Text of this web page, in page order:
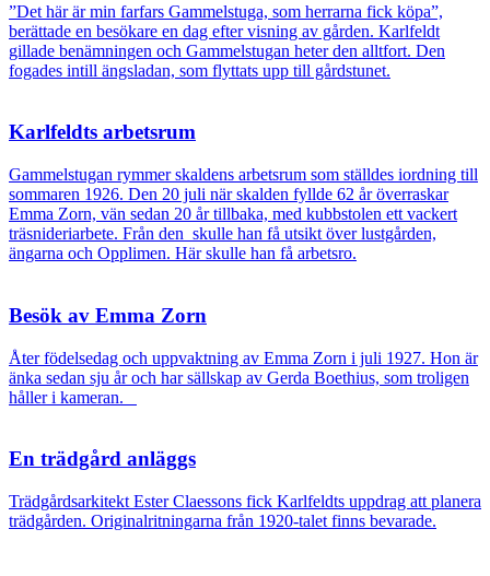
”Det här är min farfars Gammelstuga, som herrarna fick köpa”,
berättade en besökare en dag efter visning av gården. Karlfeldt
gillade benämningen och Gammelstugan heter den alltfort. Den
fogades intill ängsladan, som flyttats upp till gårdstunet.
Karlfeldts arbetsrum
Gammelstugan rymmer skaldens arbetsrum som ställdes iordning till
sommaren 1926. Den 20 juli när skalden fyllde 62 år överraskar
Emma Zorn, vän sedan 20 år tillbaka, med kubbstolen ett vackert
träsnideriarbete. Från den skulle han få utsikt över lustgården,
ängarna och Opplimen. Här skulle han få arbetsro.
Besök av Emma Zorn
Åter födelsedag och uppvaktning av Emma Zorn i juli 1927. Hon är
änka sedan sju år och har sällskap av Gerda Boethius, som troligen
håller i kameran.
En trädgård anläggs
Trädgårdsarkitekt Ester Claessons fick Karlfeldts uppdrag att planera
trädgården. Originalritningarna från 1920-talet finns bevarade.